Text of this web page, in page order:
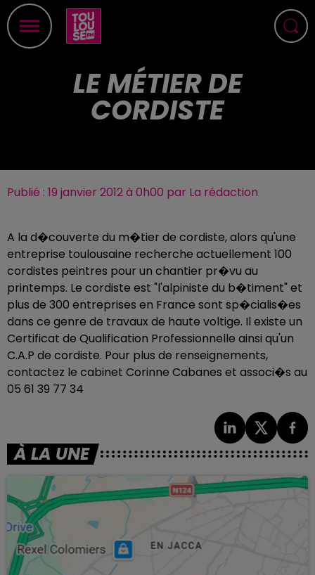
LE MÉTIER DE
CORDISTE
Publié : 19 janvier 2012 à 0h00 par La rédaction
A la d�couverte du m�tier de cordiste, alors qu'une
entreprise toulousaine recherche actuellement 100
cordistes peintres pour un chantier pr�vu au
printemps. Le cordiste est "l'alpiniste du b�timent" et
plus de 300 entreprises en France sont sp�cialis�es
dans ce genre de travaux de haute voltige. Il existe un
Certificat de Qualification Professionnelle ainsi qu'un
C.A.P de cordiste. Pour plus de renseignements,
contactez le cabinet Corinne Cabanes et associ�s au
05 61 39 77 34
À LA UNE